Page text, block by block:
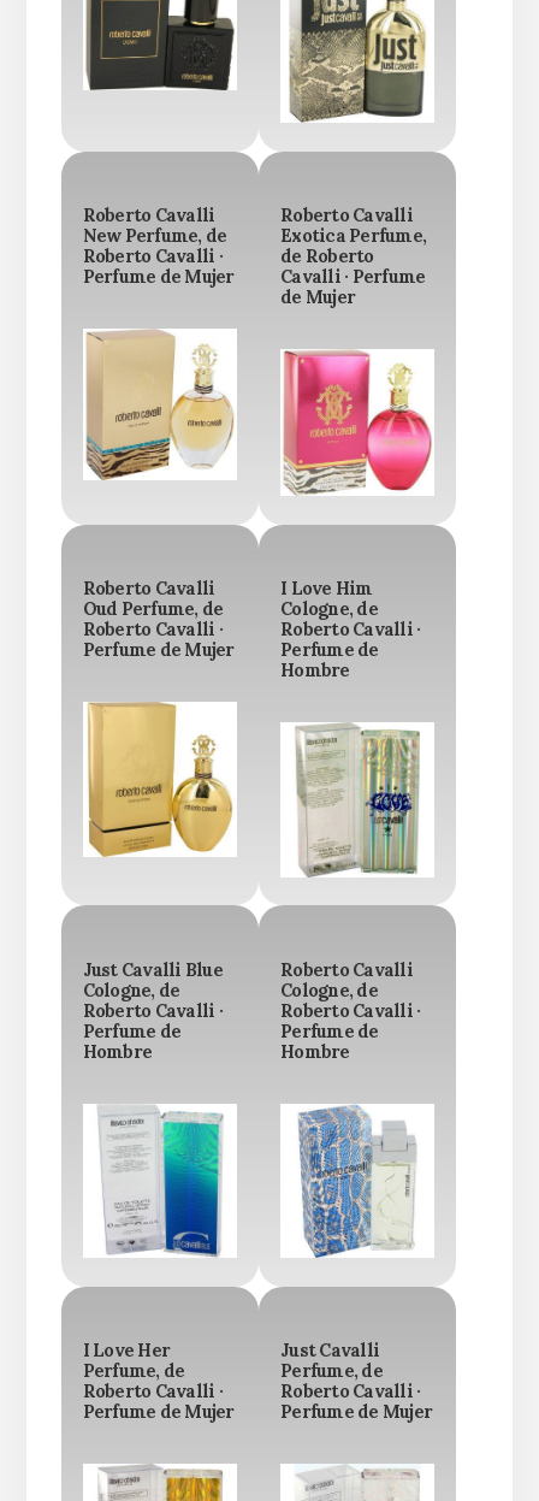
Roberto Cavalli
New Perfume, de
Roberto Cavalli ·
Perfume de Mujer
Roberto Cavalli
Exotica Perfume,
de Roberto
Cavalli · Perfume
de Mujer
Roberto Cavalli
Oud Perfume, de
Roberto Cavalli ·
Perfume de Mujer
I Love Him
Cologne, de
Roberto Cavalli ·
Perfume de
Hombre
Just Cavalli Blue
Cologne, de
Roberto Cavalli ·
Perfume de
Hombre
Roberto Cavalli
Cologne, de
Roberto Cavalli ·
Perfume de
Hombre
I Love Her
Perfume, de
Roberto Cavalli ·
Perfume de Mujer
Just Cavalli
Perfume, de
Roberto Cavalli ·
Perfume de Mujer